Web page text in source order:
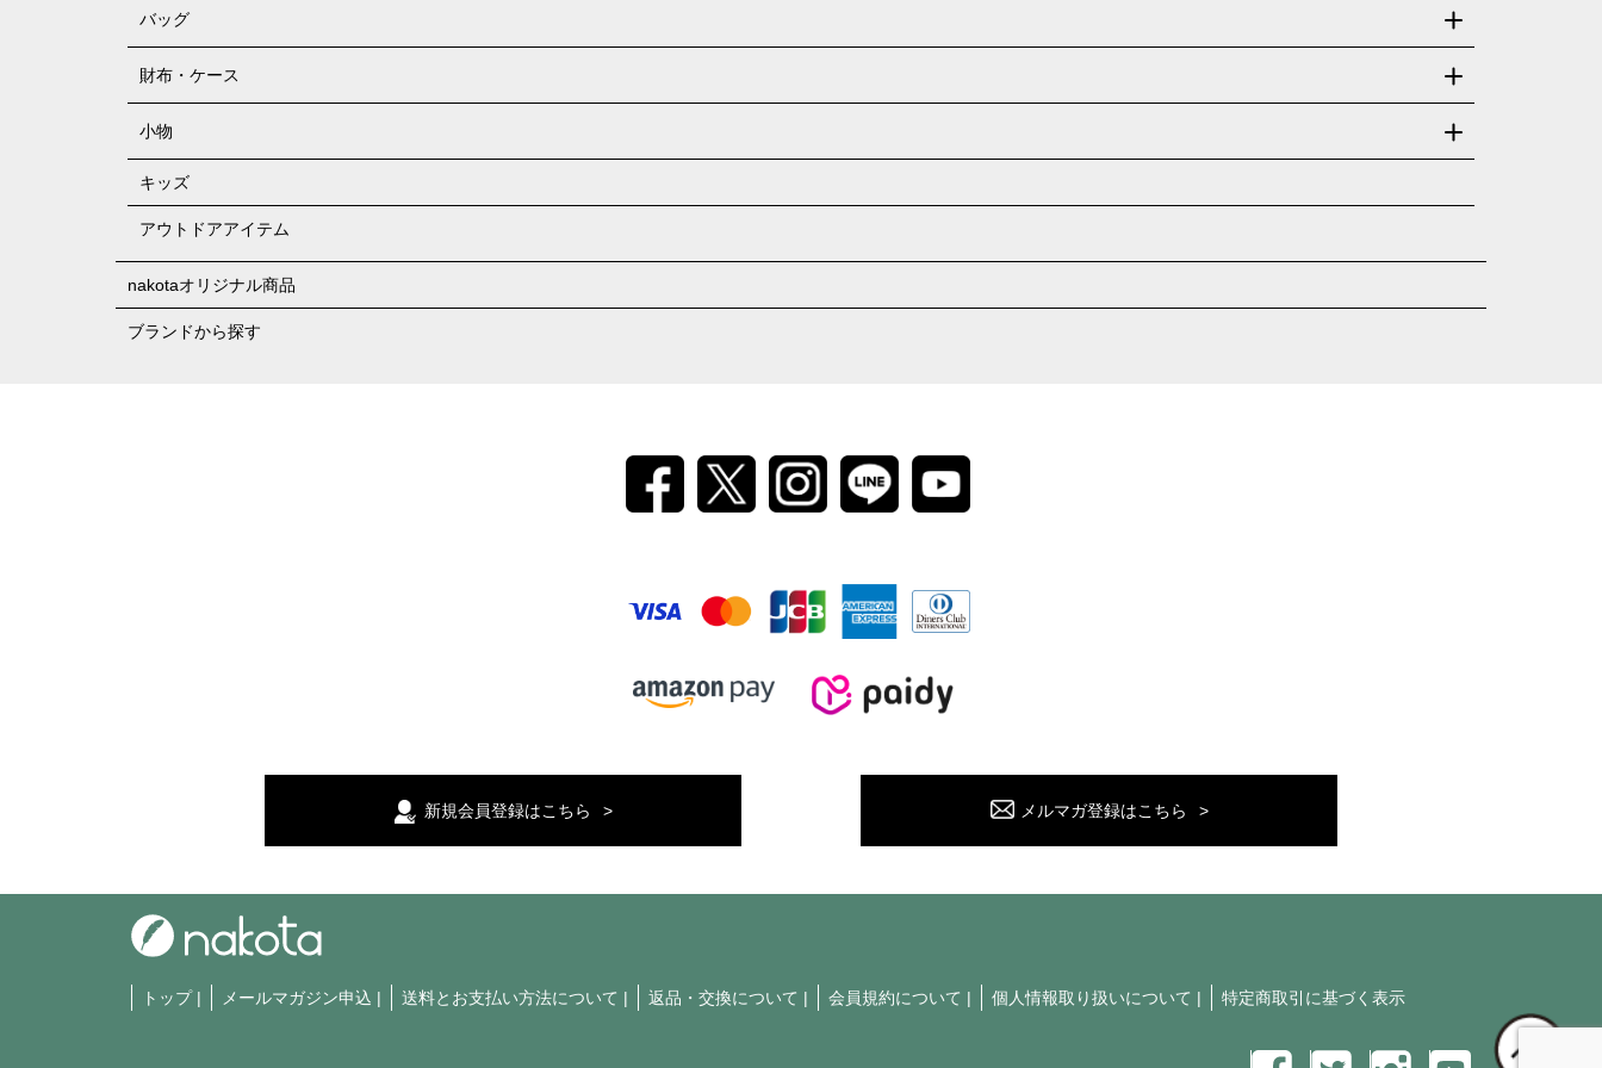
バッグ
財布・ケース
小物
キッズ
アウトドアアイテム
nakotaオリジナル商品
ブランドから探す
新規会員登録はこちら メルマガ登録はこちら
トップ| メールマガジン申込 | 送料とお支払い方法について | 返品・交換について | 会員規約について | 個人情報取り扱いについて | 特定商取引に基づく表示